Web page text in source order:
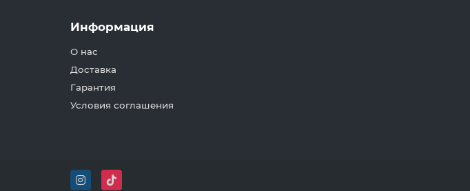
Информация
О нас
Доставка
Гарантия
Условия соглашения